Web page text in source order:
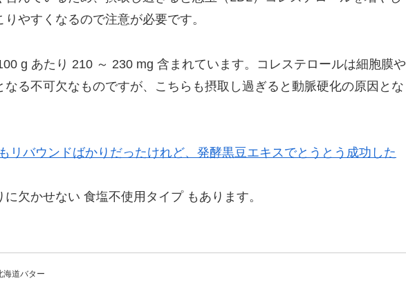
やすくなるので注意が必要です。
g あたり 210 ～ 230 mg 含まれています。コレステロールは細胞膜や
なる不可欠なものですが、こちらも摂取し過ぎると動脈硬化の原因とな
リバウンドばかりだったけれど、発酵黒豆エキスでとうとう成功した
欠かせない 食塩不使用タイプ もあります。
海道バター